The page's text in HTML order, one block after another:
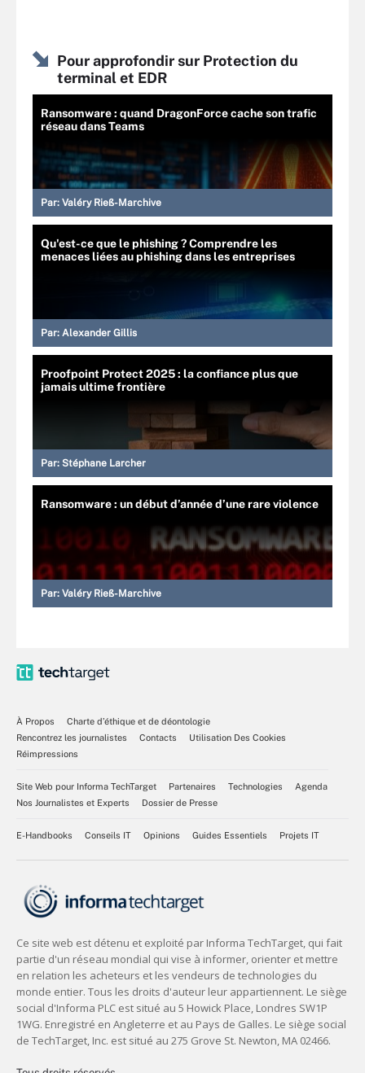
Pour approfondir sur Protection du
terminal et EDR
Ransomware : quand DragonForce cache son trafic
réseau dans Teams
Par: Valéry Rieß-Marchive
Qu'est-ce que le phishing ? Comprendre les
menaces liées au phishing dans les entreprises
Par: Alexander Gillis
Proofpoint Protect 2025 : la confiance plus que
jamais ultime frontière
Par: Stéphane Larcher
Ransomware : un début d’année d’une rare violence
Par: Valéry Rieß-Marchive
À Propos
Charte d’éthique et de déontologie
Rencontrez les journalistes
Contacts
Utilisation Des Cookies
Réimpressions
Site Web pour Informa TechTarget Partenaires Technologies
Agenda
Nos Journalistes et Experts
Dossier de Presse
E-Handbooks Conseils IT Opinions Guides Essentiels Projets IT